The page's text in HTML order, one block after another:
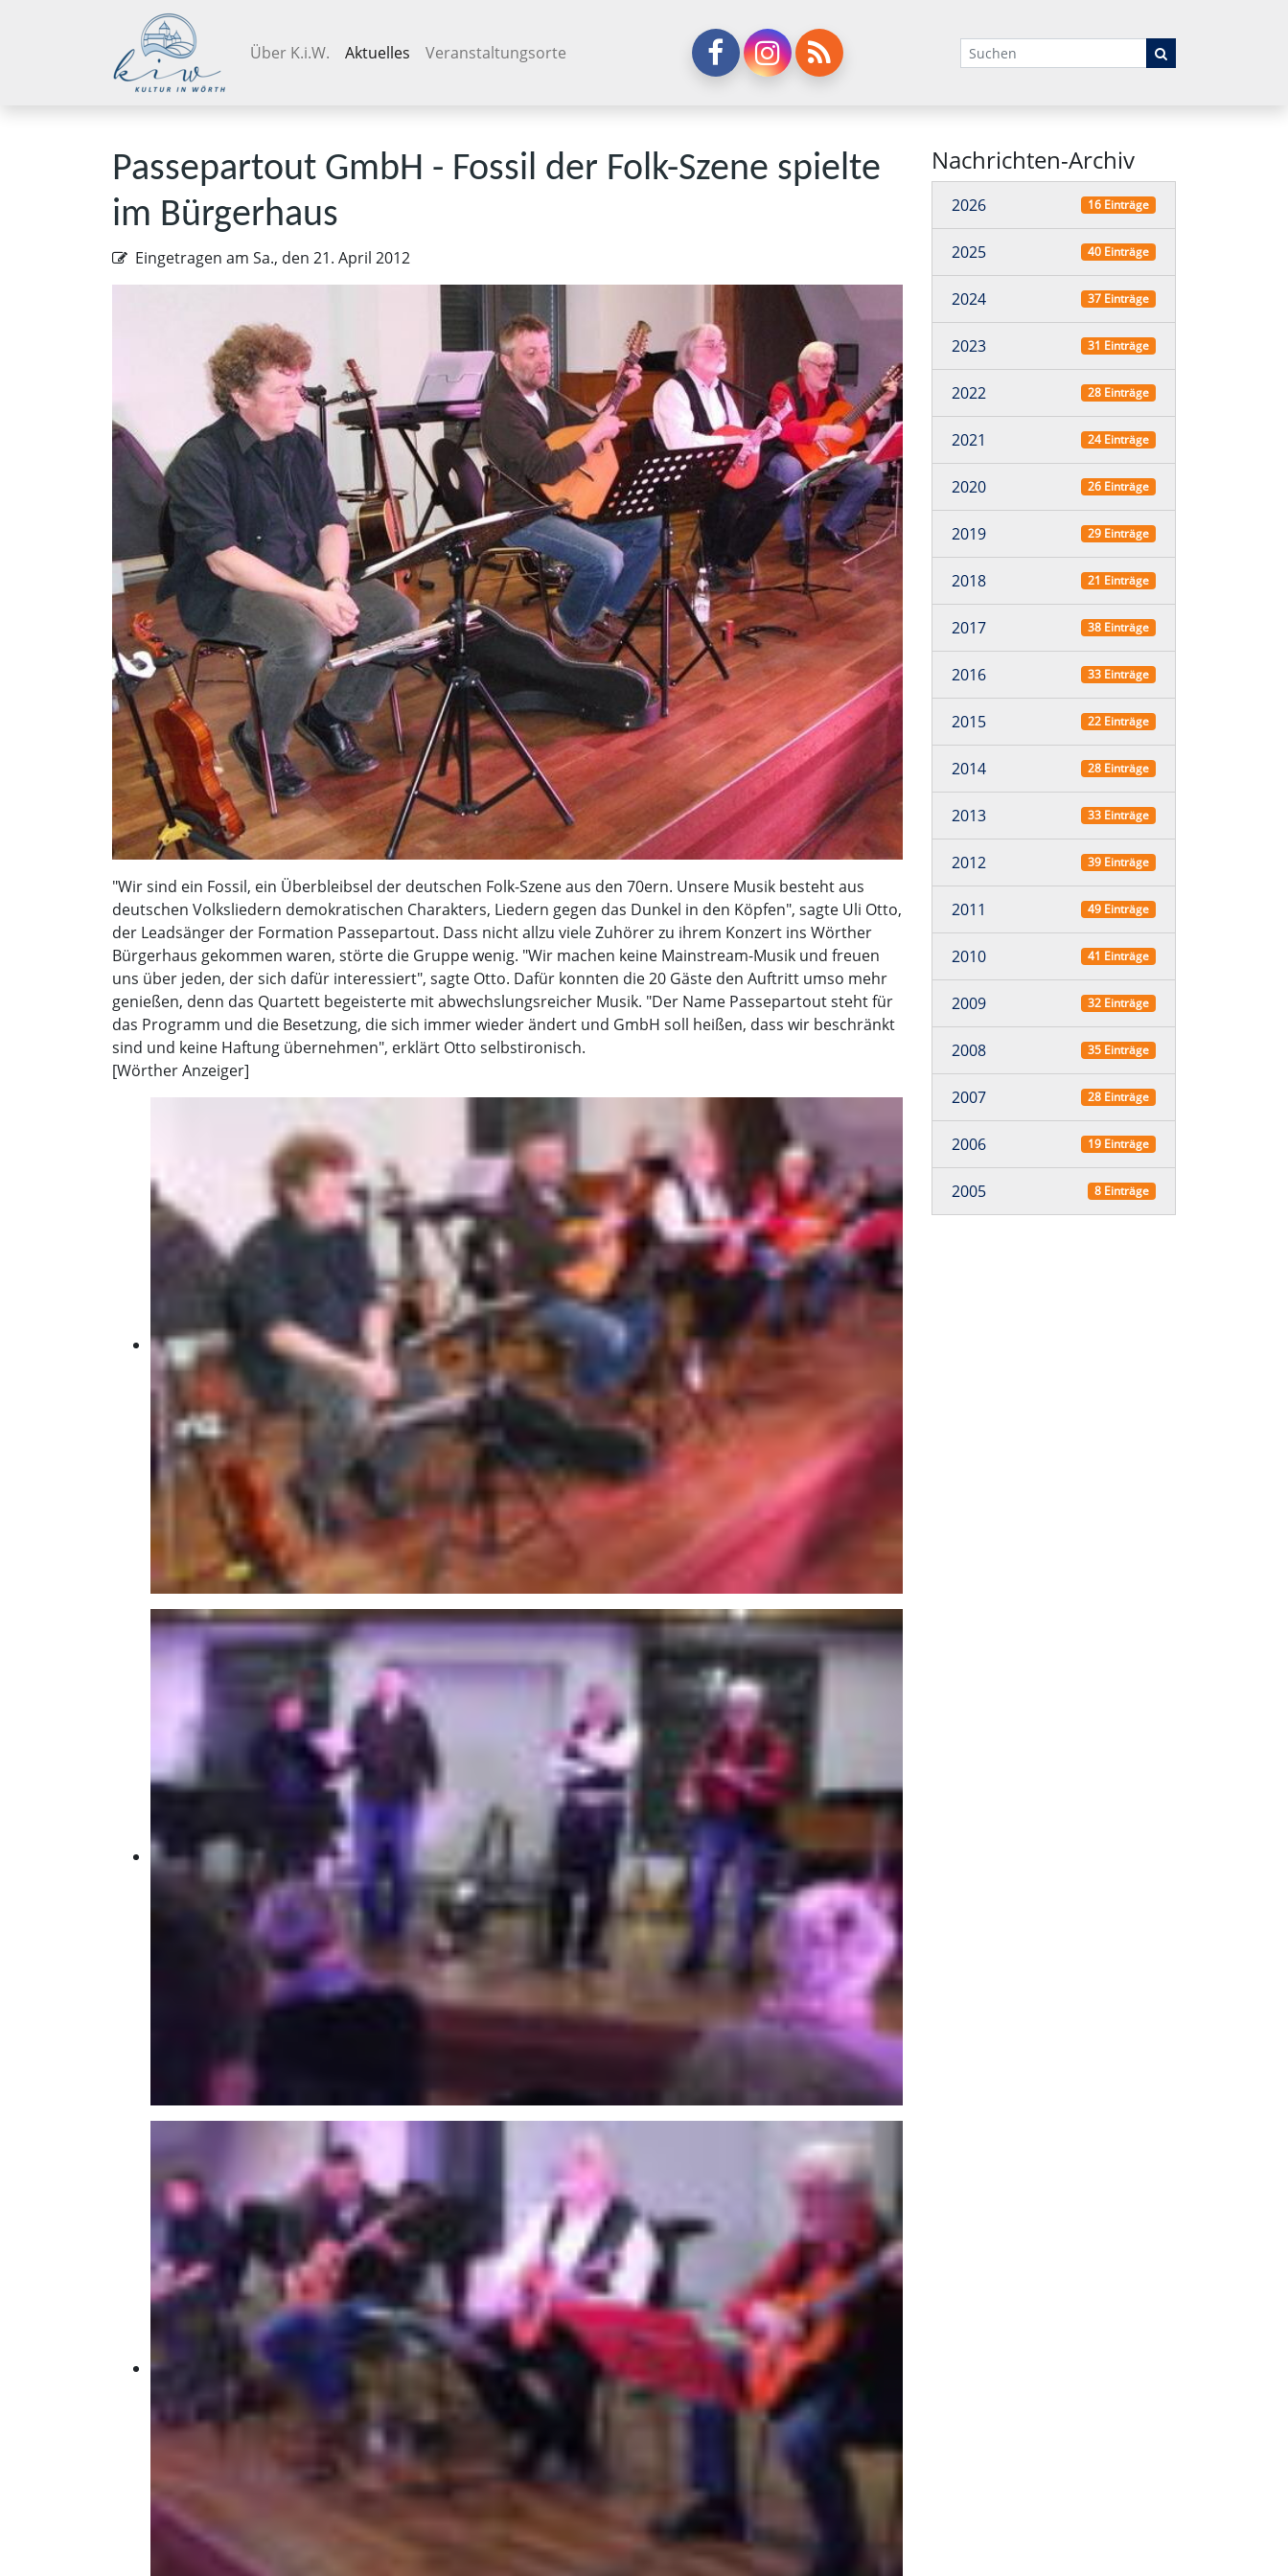
Navigation überspringen
Über K.i.W. Aktuelles Veranstaltungsorte Suchbegriffe
Passepartout GmbH - Fossil der Folk-Szene spielte
im Bürgerhaus
Eingetragen am Sa., den 21. April 2012
"Wir sind ein Fossil, ein Überbleibsel der deutschen Folk-Szene aus den 70ern. Unsere Musik besteht aus
deutschen Volksliedern demokratischen Charakters, Liedern gegen das Dunkel in den Köpfen", sagte Uli Otto,
der Leadsänger der Formation Passepartout. Dass nicht allzu viele Zuhörer zu ihrem Konzert ins Wörther
Bürgerhaus gekommen waren, störte die Gruppe wenig. "Wir machen keine Mainstream-Musik und freuen
uns über jeden, der sich dafür interessiert", sagte Otto. Dafür konnten die 20 Gäste den Auftritt umso mehr
genießen, denn das Quartett begeisterte mit abwechslungsreicher Musik. "Der Name Passepartout steht für
das Programm und die Besetzung, die sich immer wieder ändert und GmbH soll heißen, dass wir beschränkt
sind und keine Haftung übernehmen", erklärt Otto selbstironisch.
[Wörther Anzeiger]
Nachrichten-Archiv
2026 16 Einträge
2025 40 Einträge
2024 37 Einträge
2023 31 Einträge
2022 28 Einträge
2021 24 Einträge
2020 26 Einträge
2019 29 Einträge
2018 21 Einträge
2017 38 Einträge
2016 33 Einträge
2015 22 Einträge
2014 28 Einträge
2013 33 Einträge
2012 39 Einträge
2011 49 Einträge
2010 41 Einträge
2009 32 Einträge
2008 35 Einträge
2007 28 Einträge
2006 19 Einträge
2005 8 Einträge